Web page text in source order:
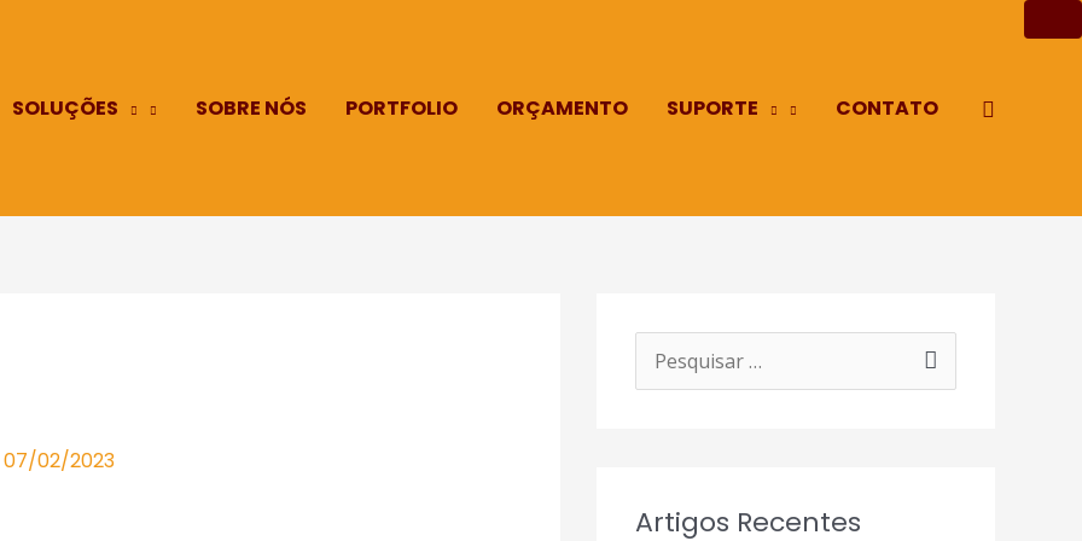
SOLUÇÕES SOBRE NÓS PORTFOLIO ORÇAMENTO SUPORTE CONTATO
07/02/2023
u
Artigos Recentes